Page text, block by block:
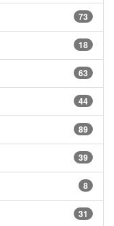
73
18
63
44
89
39
8
31